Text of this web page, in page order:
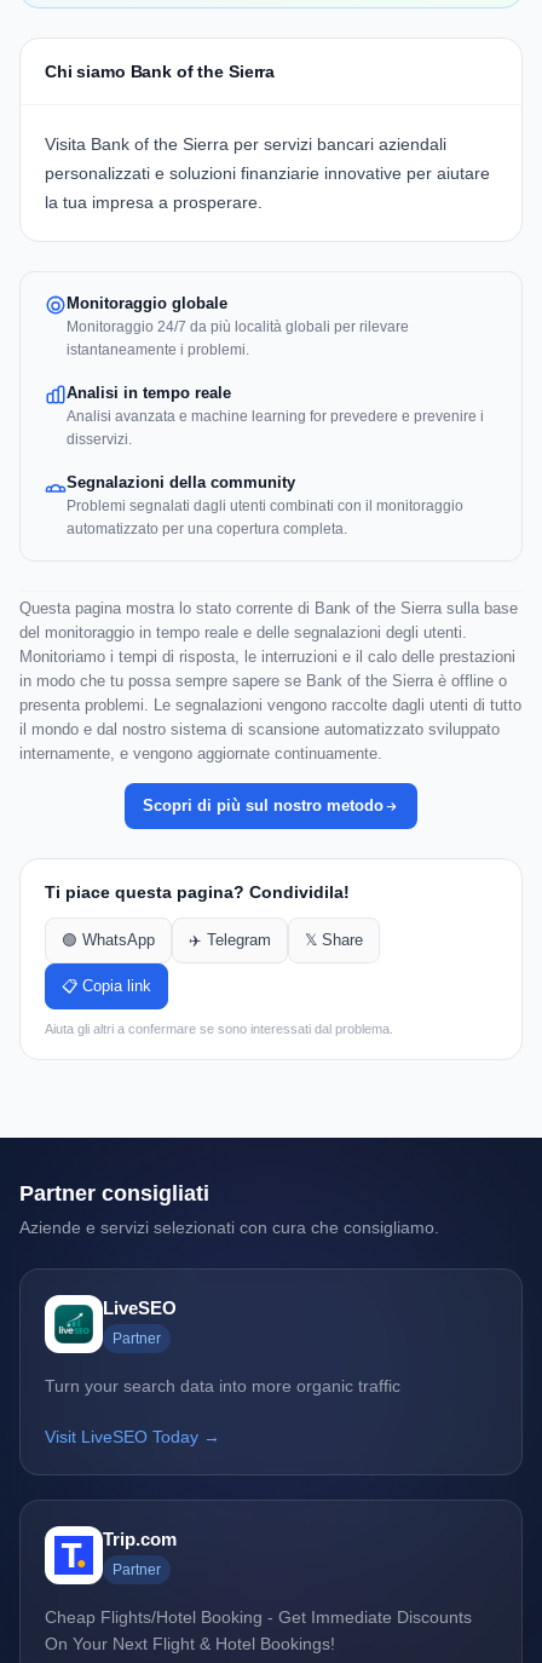
Chi siamo Bank of the Sierra
Visita Bank of the Sierra per servizi bancari aziendali
personalizzati e soluzioni finanziarie innovative per aiutare
la tua impresa a prosperare.
Monitoraggio globale
Monitoraggio 24/7 da più località globali per rilevare
istantaneamente i problemi.
Analisi in tempo reale
Analisi avanzata e machine learning for prevedere e prevenire i
disservizi.
Segnalazioni della community
Problemi segnalati dagli utenti combinati con il monitoraggio
automatizzato per una copertura completa.
Questa pagina mostra lo stato corrente di Bank of the Sierra sulla base
del monitoraggio in tempo reale e delle segnalazioni degli utenti.
Monitoriamo i tempi di risposta, le interruzioni e il calo delle prestazioni
in modo che tu possa sempre sapere se Bank of the Sierra è offline o
presenta problemi. Le segnalazioni vengono raccolte dagli utenti di tutto
il mondo e dal nostro sistema di scansione automatizzato sviluppato
internamente, e vengono aggiornate continuamente.
Scopri di più sul nostro metodo
Ti piace questa pagina? Condividila!
🟢 WhatsApp ✈️ Telegram 𝕏 Share
📋 Copia link
Aiuta gli altri a confermare se sono interessati dal problema.
Partner consigliati
Aziende e servizi selezionati con cura che consigliamo.
LiveSEO
Partner
Turn your search data into more organic traffic
Visit LiveSEO Today →
Trip.com
Partner
Cheap Flights/Hotel Booking - Get Immediate Discounts
On Your Next Flight & Hotel Bookings!